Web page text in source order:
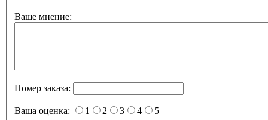
Ваше мнение:
Номер заказа:
Ваша оценка: 1 2 3 4 5